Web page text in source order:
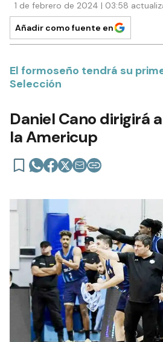
1 de febrero de 2024 | 03:58
Añadir como fuente en
El formoseño tendrá su
Selección
Daniel Cano dirigirá
la Americup